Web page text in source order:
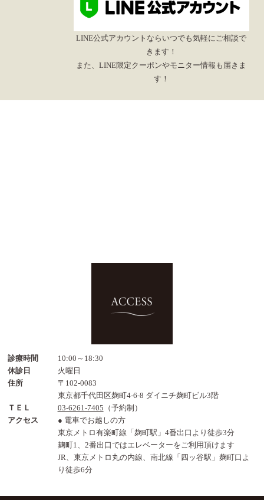
LINE公式アカウントならいつでも気軽にご相談で
きます！
また、LINE限定クーポンやモニター情報も届きま
す！
診療時間
10:00～18:30
休診日
火曜日
住所
〒102-0083
東京都千代田区麹町4-6-8 ダイニチ麹町ビル3階
ＴＥＬ
03-6261-7405 （予約制）
アクセス
● 電車でお越しの方
東京メトロ有楽町線「麹町駅」4番出口より徒歩3分
麹町1、2番出口ではエレベーターをご利用頂けます
JR、東京メトロ丸の内線、南北線「四ッ谷駅」麹町口よ
り徒歩6分